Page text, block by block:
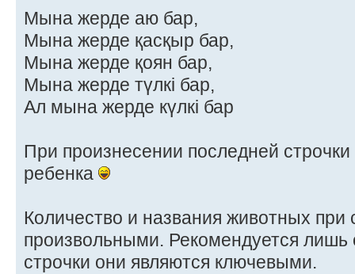
Мына жерде аю бар,
Мына жерде қасқыр бар,
Мына жерде қоян бар,
Мына жерде түлкі бар,
Ал мына жерде күлкі бар
При произнесении последней
ребенка
Количество и названия животных при
произвольными. Рекомендуется лишь
строчки они являются ключевыми.